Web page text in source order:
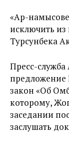
«Ар-
исключить
Турсунбека
Пресс-служба
предложение
закон «Об
которому,
заседании
заслушать